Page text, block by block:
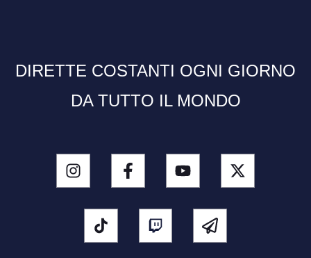
DIRETTE COSTANTI OGNI GIORNO
DA TUTTO IL MONDO